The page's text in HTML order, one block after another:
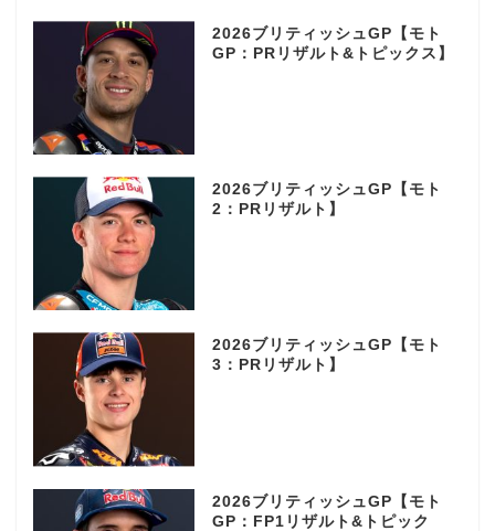
2026ブリティッシュGP【モト
GP：PRリザルト&トピックス】
2026ブリティッシュGP【モト
2：PRリザルト】
2026ブリティッシュGP【モト
3：PRリザルト】
2026ブリティッシュGP【モト
GP：FP1リザルト&トピック